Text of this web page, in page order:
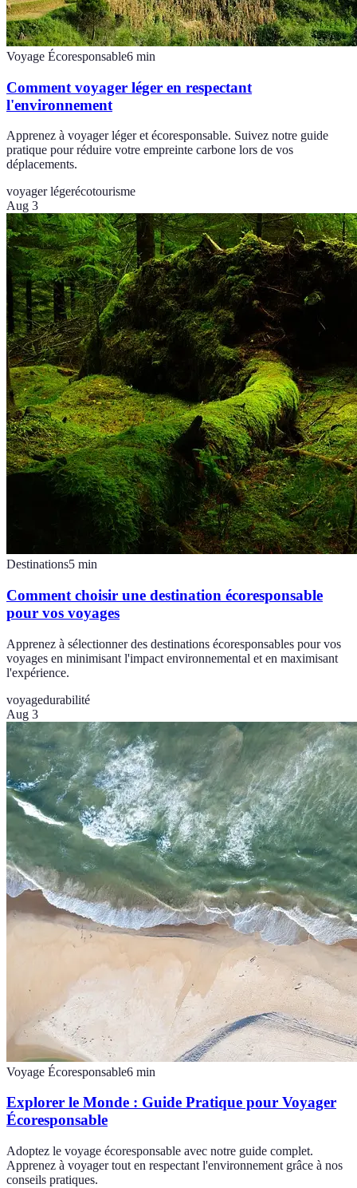
Voyage Écoresponsable6 min
Comment voyager léger en respectant
l'environnement
Apprenez à voyager léger et écoresponsable. Suivez notre guide
pratique pour réduire votre empreinte carbone lors de vos
déplacements.
voyager légerécotourisme
Aug 3
Destinations5 min
Comment choisir une destination écoresponsable
pour vos voyages
Apprenez à sélectionner des destinations écoresponsables pour vos
voyages en minimisant l'impact environnemental et en maximisant
l'expérience.
voyagedurabilité
Aug 3
Voyage Écoresponsable6 min
Explorer le Monde : Guide Pratique pour Voyager
Écoresponsable
Adoptez le voyage écoresponsable avec notre guide complet.
Apprenez à voyager tout en respectant l'environnement grâce à nos
conseils pratiques.